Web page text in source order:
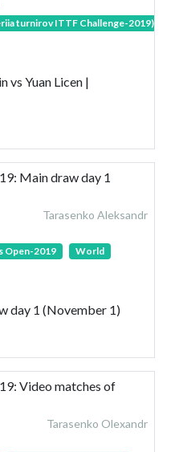
turnirov ITTF Challenge-2019)
vs Yuan Licen |
Main draw day 1
Tarasenko Aleksandr
Open-2019
World
day 1 (November 1)
Video matches of
Tarasenko Olexandr